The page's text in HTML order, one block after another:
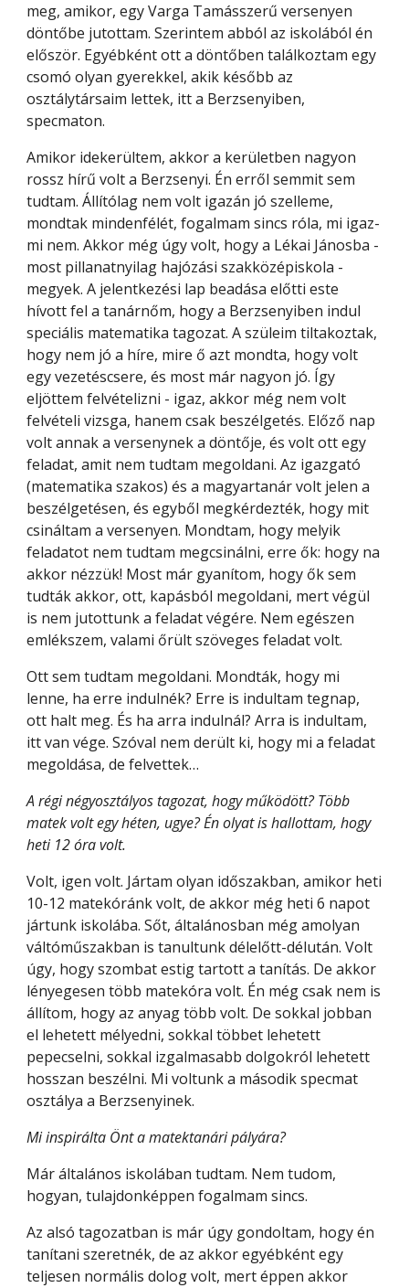
meg, amikor, egy Varga Tamásszerű versenyen
döntőbe jutottam. Szerintem abból az iskolából én
először. Egyébként ott a döntőben találkoztam egy
csomó olyan gyerekkel, akik később az
osztálytársaim lettek, itt a Berzsenyiben,
specmaton.
Amikor idekerültem, akkor a kerületben nagyon
rossz hírű volt a Berzsenyi. Én erről semmit sem
tudtam. Állítólag nem volt igazán jó szelleme,
mondtak mindenfélét, fogalmam sincs róla, mi igaz-
mi nem. Akkor még úgy volt, hogy a Lékai Jánosba -
most pillanatnyilag hajózási szakközépiskola -
megyek. A jelentkezési lap beadása előtti este
hívott fel a tanárnőm, hogy a Berzsenyiben indul
speciális matematika tagozat. A szüleim tiltakoztak,
hogy nem jó a híre, mire ő azt mondta, hogy volt
egy vezetéscsere, és most már nagyon jó. Így
eljöttem felvételizni - igaz, akkor még nem volt
felvételi vizsga, hanem csak beszélgetés. Előző nap
volt annak a versenynek a döntője, és volt ott egy
feladat, amit nem tudtam megoldani. Az igazgató
(matematika szakos) és a magyartanár volt jelen a
beszélgetésen, és egyből megkérdezték, hogy mit
csináltam a versenyen. Mondtam, hogy melyik
feladatot nem tudtam megcsinálni, erre ők: hogy na
akkor nézzük! Most már gyanítom, hogy ők sem
tudták akkor, ott, kapásból megoldani, mert végül
is nem jutottunk a feladat végére. Nem egészen
emlékszem, valami őrült szöveges feladat volt.
Ott sem tudtam megoldani. Mondták, hogy mi
lenne, ha erre indulnék? Erre is indultam tegnap,
ott halt meg. És ha arra indulnál? Arra is indultam,
itt van vége. Szóval nem derült ki, hogy mi a feladat
megoldása, de felvettek…
A régi négyosztályos tagozat, hogy működött? Több
matek volt egy héten, ugye? Én olyat is hallottam, hogy
heti 12 óra volt.
Volt, igen volt. Jártam olyan időszakban, amikor heti
10-12 matekóránk volt, de akkor még heti 6 napot
jártunk iskolába. Sőt, általánosban még amolyan
váltóműszakban is tanultunk délelőtt-délután. Volt
úgy, hogy szombat estig tartott a tanítás. De akkor
lényegesen több matekóra volt. Én még csak nem is
állítom, hogy az anyag több volt. De sokkal jobban
el lehetett mélyedni, sokkal többet lehetett
pepecselni, sokkal izgalmasabb dolgokról lehetett
hosszan beszélni. Mi voltunk a második specmat
osztálya a Berzsenyinek.
Mi inspirálta Önt a matektanári pályára?
Már általános iskolában tudtam. Nem tudom,
hogyan, tulajdonképpen fogalmam sincs.
Az alsó tagozatban is már úgy gondoltam, hogy én
tanítani szeretnék, de az akkor egyébként egy
teljesen normális dolog volt, mert éppen akkor